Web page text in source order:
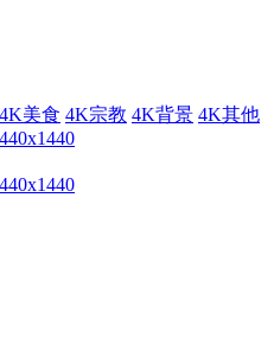
4K美食 4K宗教 4K背景 4K其他